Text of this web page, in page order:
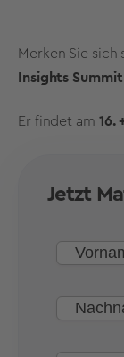
Merken Sie sich
Insights
Er findet am 16.
Jetzt